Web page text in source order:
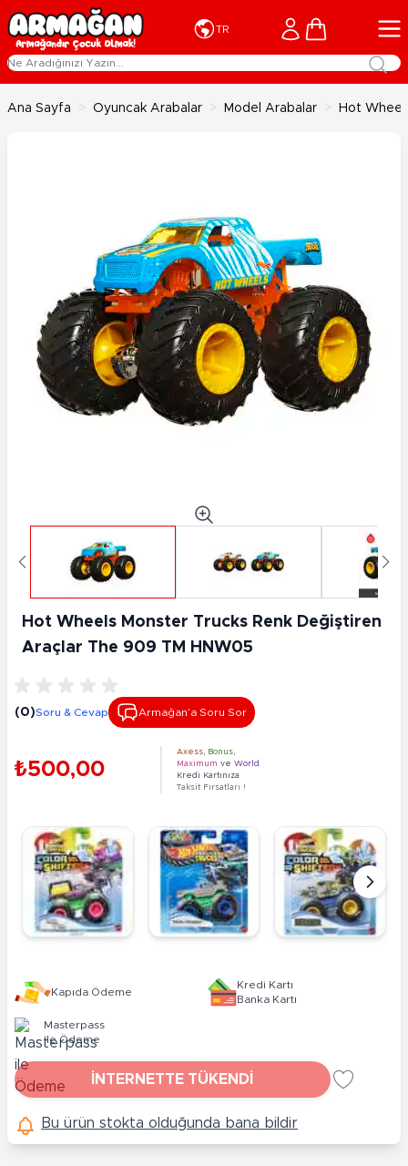
İçeriğe geç
TR Cart
Ana Sayfa > Oyuncak Arabalar > Model Arabalar > Hot
Hot Wheels Monster Trucks Renk Değiştiren
Araçlar The 909 TM HNW05
(0)Soru & Cevap Armağan’a Soru Sor
₺500,00
Axess Bonus
Maximum ve World
Kredi Kartınıza
Taksit Fırsatları !
Kapıda Ödeme
Kredi Kartı
Banka Kartı
Masterpass
ile Ödeme
İNTERNETTE TÜKENDİ
Bu ürün stokta olduğunda bana bildir